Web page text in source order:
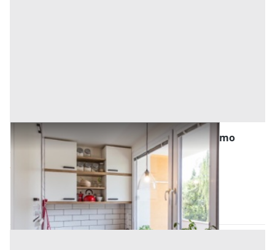
Abitazione di Tipo Popolare all'asta a Palermo
Belmonte Mezzagno (Palermo)
22.500 € 30.000 €
Codice asta:AN9106888
Asta chiusa